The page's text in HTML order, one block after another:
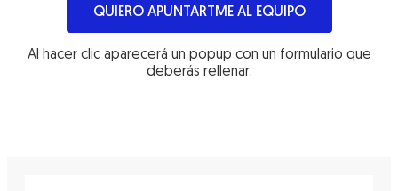
QUIERO APUNTARTME AL EQUIPO
Al hacer clic aparecerá un popup con un formulario que
deberás rellenar.